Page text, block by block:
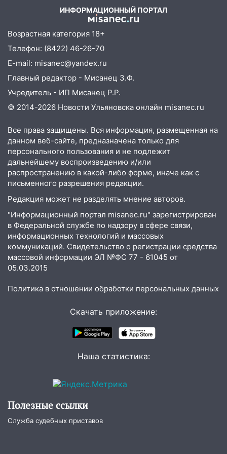
Какая погоды будет днем 8
06:45
Императорский мост в
Ульяновске останется закрытым до
утра 10 августа
05:18
Судьба готовит сюрприз: гороскоп
на 8 августа — кому повезет с
деньгами, а кого ждет неожиданная
04:47 В Ульяновской области объявили
ракетную опасность: звучат сирены
07.08.2026
20:40 Ульяновские аграрии смогут
купить тракторы с отсрочкой платежа
до декабря
19:34 В следственном управлении
состоялось торжественное
мероприятие, приуроченное к
празднованию Дня сотрудника органов
следствия Российской Федерации
19:30
Ульяновцев приглашают
поддержать «Симбирскую чебурашку»
на фестивале «ФормАРТ»
Ульяновская область стала
пилотным регионом проекта
области на 8 августа
областной больницы поступили шесть
новых аппаратов ИВЛ
ИНФОРМАЦИОННЫЙ ПОРТАЛ
Возрастная категория 18+
Телефон: (8422) 46-26-70
E-mail: misanec@yandex.ru
Главный редактор - Мисанец З.Ф.
Учредитель - ИП Мисанец Р.Р.
© 2014-2026 Новости Ульяновска онлайн misanec.ru
Все права защищены. Вся информация, размещенная на
данном веб-сайте, предназначена только для
персонального пользования и не подлежит
дальнейшему воспроизведению и/или
распространению в какой-либо форме, иначе как с
письменного разрешения редакции.
Редакция может не разделять мнение авторов.
"Информационный портал misanec.ru" зарегистрирован
в Федеральной службе по надзору в сфере связи,
информационных технологий и массовых
коммуникаций. Свидетельство о регистрации средства
массовой информации ЭЛ №ФС 77 - 61045 от
05.03.2015
Политика в отношении обработки персональных данных
Скачать приложение:
Наша статистика:
Полезные ссылки
Служба судебных приставов